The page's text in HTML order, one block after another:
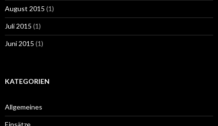
August 2015 (1)
Juli 2015 (1)
Juni 2015 (1)
KATEGORIEN
Allgemeines
Einsätze